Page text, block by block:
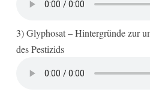
3) Glyphosat – Hintergründe zur
des Pestizids